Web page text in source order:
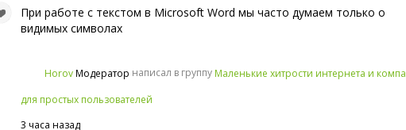
При работе с текстом в Microsoft Word мы часто думаем только о
видимых символах
HorovМодератор написал в группу Маленькие хитрости интернета и компа
для простых пользователей
3 часа назад